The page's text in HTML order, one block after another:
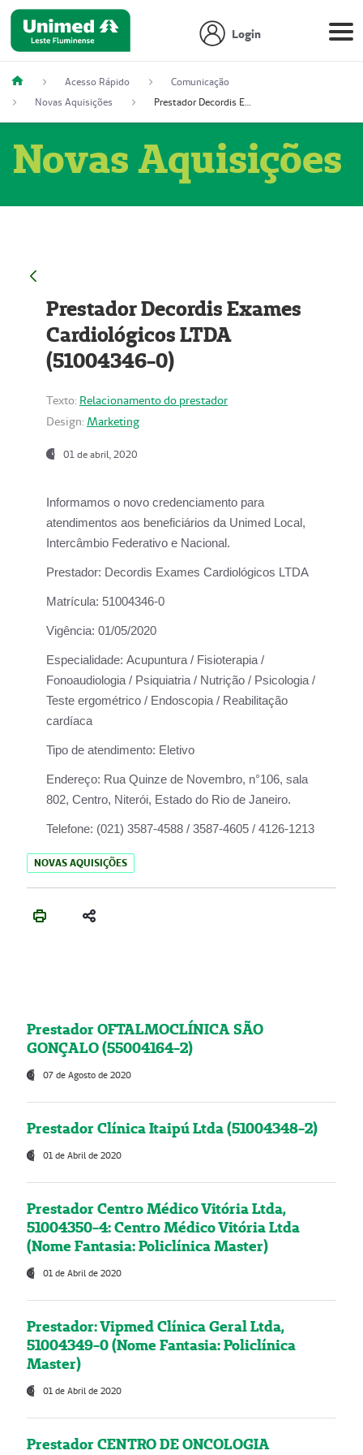
Login
Acesso Rápido
Comunicação
Novas Aquisições
Prestador Decordis Exames Cardiológicos LTDA (51004346-0)
Novas Aquisições
Prestador Decordis Exames
Cardiológicos LTDA
(51004346-0)
Texto: Relacionamento do prestador
Design: Marketing
01 de abril, 2020
Informamos o novo credenciamento para
atendimentos aos beneficiários da Unimed Local,
Intercâmbio Federativo e Nacional.
Prestador: Decordis Exames Cardiológicos LTDA
Matrícula: 51004346-0
Vigência: 01/05/2020
Especialidade: Acupuntura / Fisioterapia /
Fonoaudiologia / Psiquiatria / Nutrição / Psicologia /
Teste ergométrico / Endoscopia / Reabilitação
cardíaca
Tipo de atendimento: Eletivo
Endereço: Rua Quinze de Novembro, n°106, sala
802, Centro, Niterói, Estado do Rio de Janeiro.
Telefone: (021) 3587-4588 / 3587-4605 / 4126-1213
NOVAS AQUISIÇÕES
Prestador OFTALMOCLÍNICA SÃO
GONÇALO (55004164-2)
07 de Agosto de 2020
Prestador Clínica Itaipú Ltda (51004348-2)
01 de Abril de 2020
Prestador Centro Médico Vitória Ltda,
51004350-4: Centro Médico Vitória Ltda
(Nome Fantasia: Policlínica Master)
01 de Abril de 2020
Prestador: Vipmed Clínica Geral Ltda,
51004349-0 (Nome Fantasia: Policlínica
Master)
01 de Abril de 2020
Prestador CENTRO DE ONCOLOGIA